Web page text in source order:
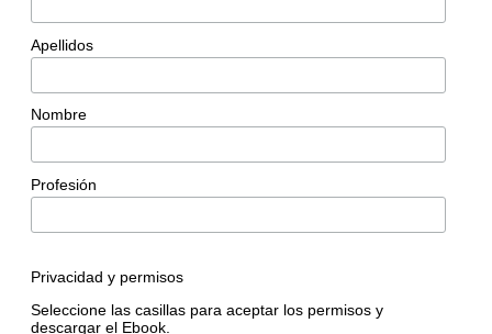
Apellidos
Nombre
Profesión
Privacidad y permisos
Seleccione las casillas para aceptar los permisos y
descargar el Ebook.